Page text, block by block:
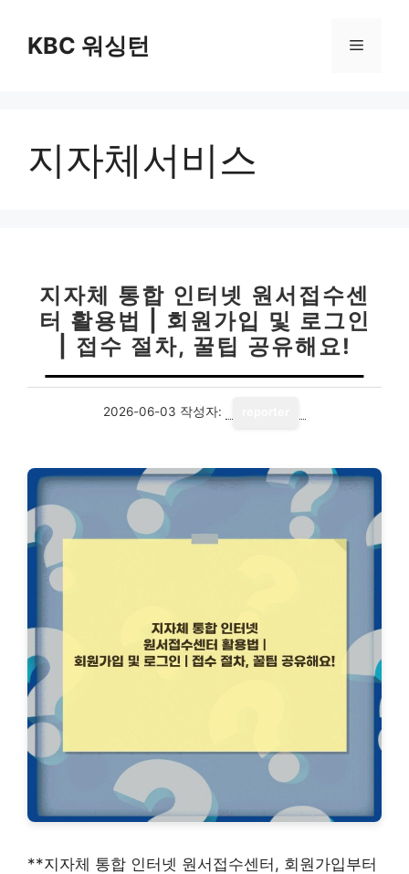
KBC 워싱턴 메
지자체서비스
지자체 통합 인터넷 원서접수센
터 활용법 | 회원가입 및 로그인
| 접수 절차, 꿀팁 공유해요!
2026-06-03 작성자:
**지자체 통합 인터넷 원서접수센터, 회원가입부터